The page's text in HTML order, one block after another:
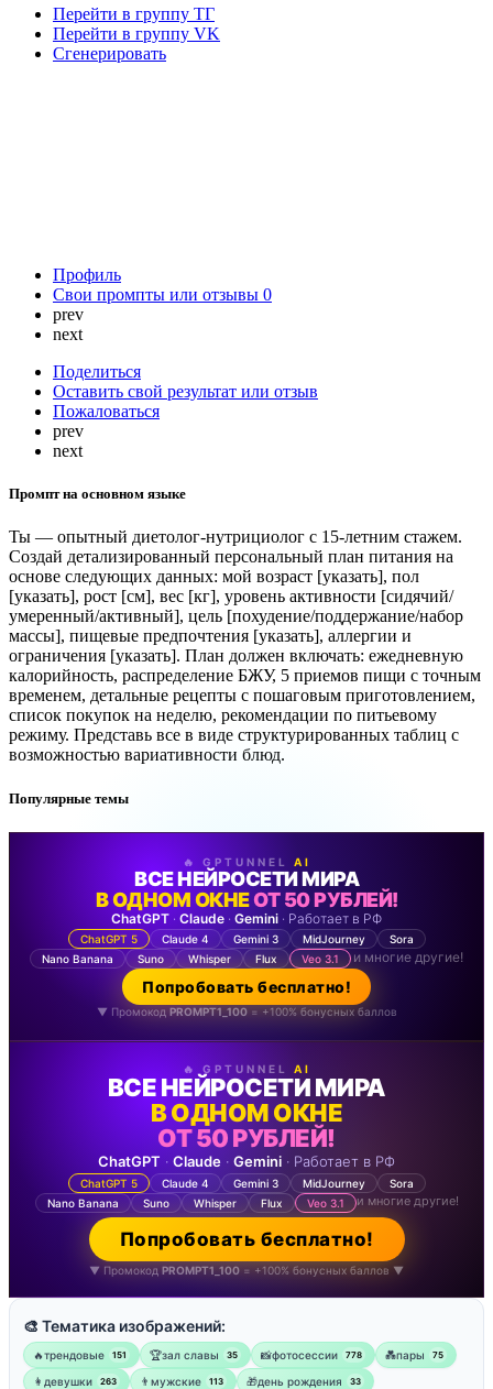
Перейти в группу ТГ
Перейти в группу VK
Сгенерировать
Профиль
Свои промпты или отзывы 0
prev
next
Поделиться
Оставить свой результат или отзыв
Пожаловаться
prev
next
Промпт на основном языке
Ты — опытный диетолог-нутрициолог с 15-летним стажем.
Создай детализированный персональный план питания на
основе следующих данных: мой возраст [указать], пол
[указать], рост [см], вес [кг], уровень активности [сидячий/
умеренный/активный], цель [похудение/поддержание/набор
массы], пищевые предпочтения [указать], аллергии и
ограничения [указать]. План должен включать: ежедневную
калорийность, распределение БЖУ, 5 приемов пищи с точным
временем, детальные рецепты с пошаговым приготовлением,
список покупок на неделю, рекомендации по питьевому
режиму. Представь все в виде структурированных таблиц с
возможностью вариативности блюд.
Популярные темы
🔥 GPTUNNEL AI
ВСЕ НЕЙРОСЕТИ МИРА
В ОДНОМ ОКНЕОТ 50 РУБЛЕЙ!
ChatGPT · Claude · Gemini · Работает в РФ
ChatGPT 5 Claude 4 Gemini 3 MidJourney
Sora
Nano Banana
Suno Whisper Flux Veo 3.1 и многие другие!
Попробовать бесплатно!
▼ Промокод PROMPT1_100= +100% бонусных баллов
🔥 GPTUNNEL AI
ВСЕ НЕЙРОСЕТИ МИРА
В ОДНОМ ОКНЕ
ОТ 50 РУБЛЕЙ!
ChatGPT · Claude · Gemini · Работает в РФ
ChatGPT 5 Claude 4 Gemini 3 MidJourney
Sora
Nano Banana
Suno Whisper Flux Veo 3.1 и многие другие!
Попробовать бесплатно!
▼ Промокод PROMPT1_100 = +100% бонусных баллов ▼
🎨 Тематика изображений:
🔥трендовые 151 🏆зал славы 35 📸фотосессии 778 💑пары 75
👩девушки 263 👨мужские 113 🎁день рождения 33